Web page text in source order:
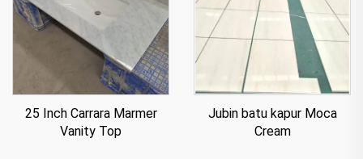
25 Inch Carrara Marmer
Vanity Top
Jubin batu kapur Moca
Cream